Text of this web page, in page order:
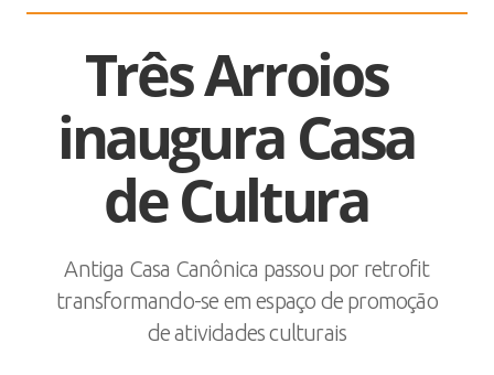
Três Arroios
inaugura Casa
de Cultura
Antiga Casa Canônica passou por retrofit
transformando-se em espaço de promoção
de atividades culturais